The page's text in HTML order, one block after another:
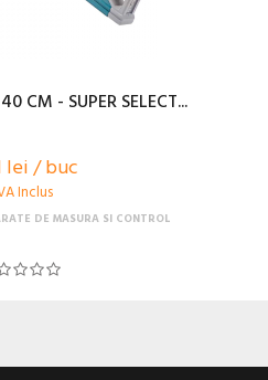
CM - SUPER SELECT...
lei / buc
Inclus
DE MASURA SI CONTROL